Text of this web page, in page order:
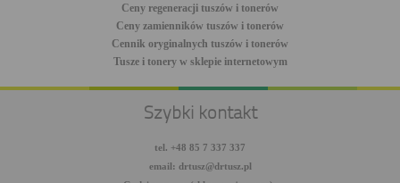
Ceny regeneracji tuszów i tonerów
Ceny zamienników tuszów i tonerów
Cennik oryginalnych tuszów i tonerów
Tusze i tonery w sklepie internetowym
Szybki kontakt
tel. +48 85 7 337 337
email: drtusz@drtusz.pl